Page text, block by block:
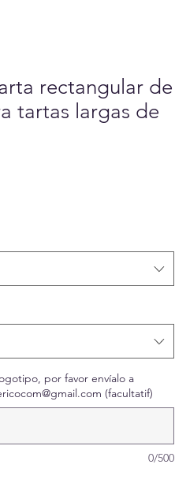
rectangular de
tartas largas de
por favor envíalo a
(facultatif)
0/500